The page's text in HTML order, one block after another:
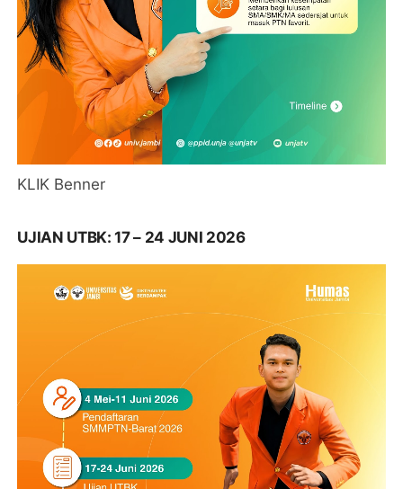
KLIK Benner
UJIAN UTBK: 17 – 24 JUNI 2026